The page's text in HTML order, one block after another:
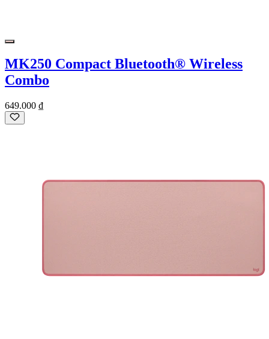
MK250 Compact Bluetooth® Wireless
Combo
649.000 ₫